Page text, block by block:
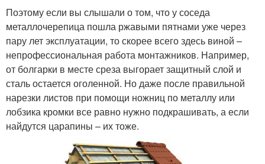
Поэтому если вы слышали о том, что у соседа
металлочерепица пошла ржавыми пятнами уже через
пару лет эксплуатации, то скорее всего здесь виной –
непрофессиональная работа монтажников. Например,
от болгарки в месте среза выгорает защитный слой и
сталь остается оголенной. Но даже после правильной
нарезки листов при помощи ножниц по металлу или
лобзика кромки все равно нужно подкрашивать, а если
найдутся царапины – их тоже.